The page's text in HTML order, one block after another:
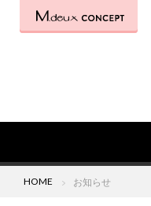
HOME お知らせ